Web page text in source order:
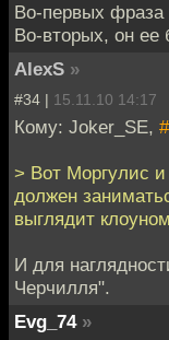
Во-первых фраза
Во-вторых, он ее
AlexS »
#34 | 15.11.10 14:17
Кому: Joker_SE,
> Вот Моргулис и
должен
выглядит
И для
Черчилля".
Evg_74 »